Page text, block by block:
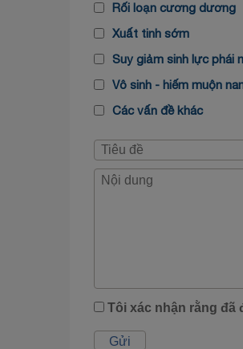
Rối loạn cương dương
Xuất tinh sớm
Suy giảm sinh lực phái
Vô sinh - hiếm muộn
Các vấn đề khác
Tôi xác nhận rằng đã